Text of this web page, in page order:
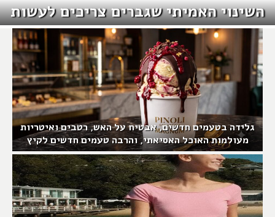
השינוי האמיתי שגברים צריכים לעשות
גלידה בטעמים חדשים, אבטיח על האש, רטבים ואיטריות
מעולמות האוכל האסיאתי, והרבה טעמים חדשים לקיץ